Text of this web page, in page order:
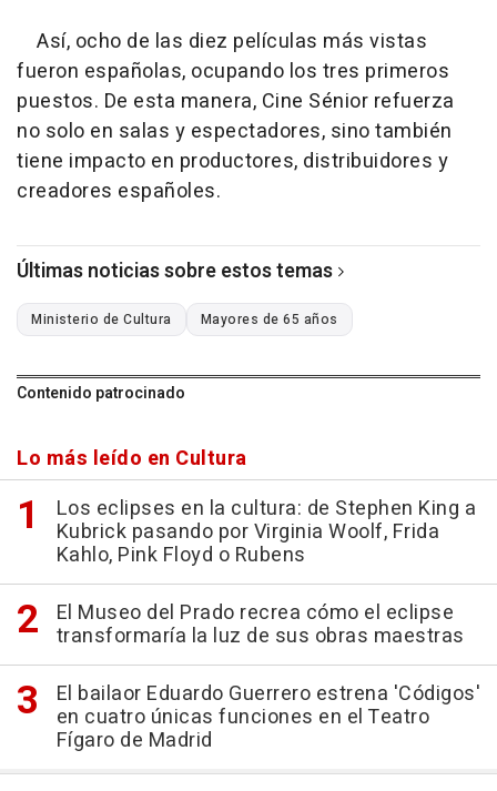
Así, ocho de las diez películas más vistas
fueron españolas, ocupando los tres primeros
puestos. De esta manera, Cine Sénior refuerza
no solo en salas y espectadores, sino también
tiene impacto en productores, distribuidores y
creadores españoles.
Últimas noticias sobre estos temas
Ministerio de Cultura Mayores de 65 años
Contenido patrocinado
Lo más leído en Cultura
Los eclipses en la cultura: de Stephen King a
Kubrick pasando por Virginia Woolf, Frida
Kahlo, Pink Floyd o Rubens
El Museo del Prado recrea cómo el eclipse
transformaría la luz de sus obras maestras
El bailaor Eduardo Guerrero estrena 'Códigos'
en cuatro únicas funciones en el Teatro
Fígaro de Madrid